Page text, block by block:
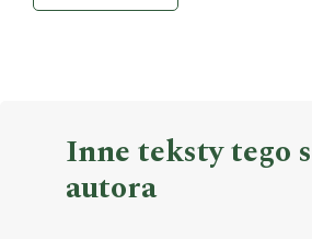
Inne teksty tego
autora